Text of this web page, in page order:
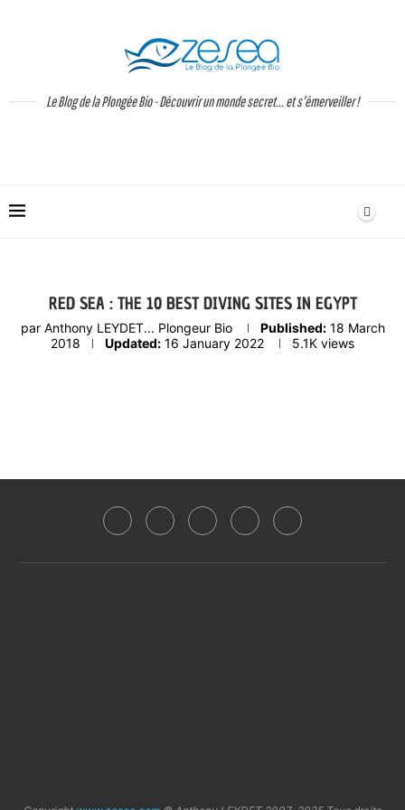
Le Blog de la Plongée Bio - Découvrir un monde secret... et s'émerveiller !
RED SEA : THE 10 BEST DIVING SITES IN EGYPT
par Anthony LEYDET... Plongeur Bio Published: 18 March
2018
Updated: 16 January 2022 5.1K views